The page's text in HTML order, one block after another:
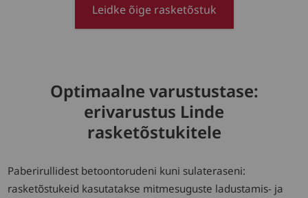
Leidke õige rasketõstuk
Optimaalne varustustase:
erivarustus Linde
rasketõstukitele
Paberirullidest betoontorudeni kuni sulateraseni:
rasketõstukeid kasutatakse mitmesuguste ladustamis- ja